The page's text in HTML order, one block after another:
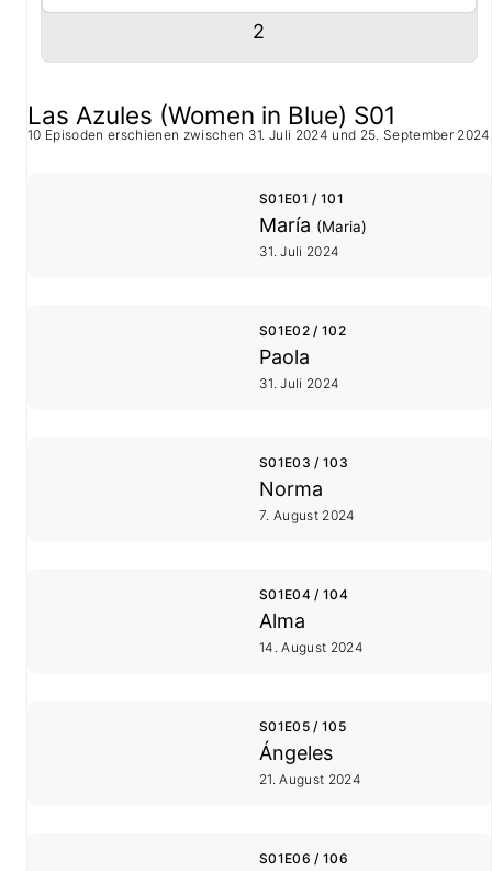
Panel mit
2
Las Azules (Women in Blue) S01
10 Episoden erschienen zwischen 31. Juli 2024 und 25. September 2024
S01E01 / 101
María (Maria)
31. Juli 2024
S01E02 / 102
Paola
31. Juli 2024
S01E03 / 103
Norma
7. August 2024
S01E04 / 104
Alma
14. August 2024
S01E05 / 105
Ángeles
21. August 2024
S01E06 / 106